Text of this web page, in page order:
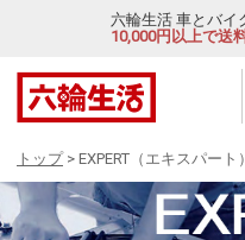
六輪生活 車とバイ
10,000円以上で送
トップ> EXPERT（エキスパート）